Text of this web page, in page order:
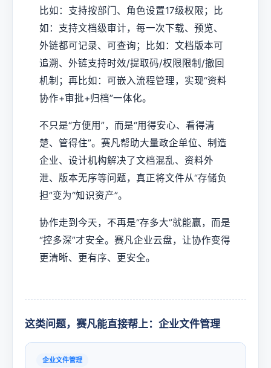
比如：支持按部门、角色设置17级权限；比
如：支持文档级审计，每一次下载、预览、
外链都可记录、可查询；比如：文档版本可
追溯、外链支持时效/提取码/权限限制/撤回
机制；再比如：可嵌入流程管理，实现“资料
协作+审批+归档”一体化。
不只是“方便用”，而是“用得安心、看得清
楚、管得住”。赛凡帮助大量政企单位、制造
企业、设计机构解决了文档混乱、资料外
泄、版本无序等问题，真正将文件从“存储负
担”变为“知识资产”。
协作走到今天，不再是“存多大”就能赢，而是
“控多深”才安全。赛凡企业云盘，让协作变得
更清晰、更有序、更安全。
这类问题，赛凡能直接帮上：企业文件管理
企业文件管理